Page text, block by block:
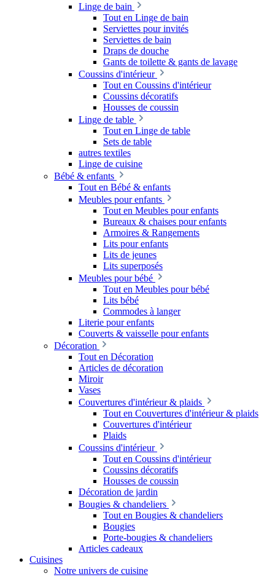
Linge de bain
Tout en Linge de bain
Serviettes pour invités
Serviettes de bain
Draps de douche
Gants de toilette & gants de lavage
Coussins d'intérieur
Tout en Coussins d'intérieur
Coussins décoratifs
Housses de coussin
Linge de table
Tout en Linge de table
Sets de table
autres textiles
Linge de cuisine
Bébé & enfants
Tout en Bébé & enfants
Meubles pour enfants
Tout en Meubles pour enfants
Bureaux & chaises pour enfants
Armoires & Rangements
Lits pour enfants
Lits de jeunes
Lits superposés
Meubles pour bébé
Tout en Meubles pour bébé
Lits bébé
Commodes à langer
Literie pour enfants
Couverts & vaisselle pour enfants
Décoration
Tout en Décoration
Articles de décoration
Miroir
Vases
Couvertures d'intérieur & plaids
Tout en Couvertures d'intérieur & plaids
Couvertures d'intérieur
Plaids
Coussins d'intérieur
Tout en Coussins d'intérieur
Coussins décoratifs
Housses de coussin
Décoration de jardin
Bougies & chandeliers
Tout en Bougies & chandeliers
Bougies
Porte-bougies & chandeliers
Articles cadeaux
Cuisines
Notre univers de cuisine